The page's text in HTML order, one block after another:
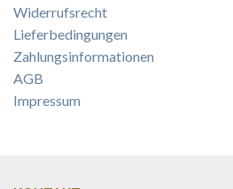
Widerrufsrecht
Lieferbedingungen
Zahlungsinformationen
AGB
Impressum